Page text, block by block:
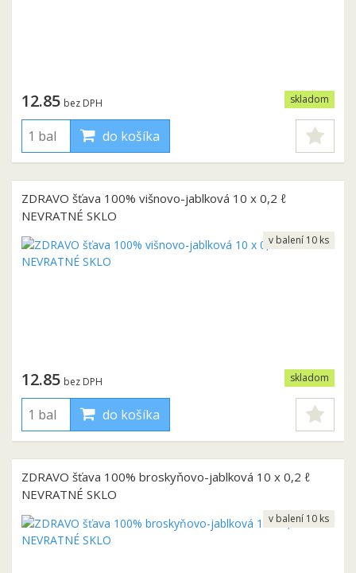
skladom
12.85 bez DPH
do košíka
ZDRAVO šťava 100% višnovo-jablková 10 x 0,2 ℓ
NEVRATNÉ SKLO
skladom
12.85 bez DPH
do košíka
v balení 10 ks
ZDRAVO šťava 100% broskyňovo-jablková 10 x 0,2 ℓ
NEVRATNÉ SKLO
v balení 10 ks